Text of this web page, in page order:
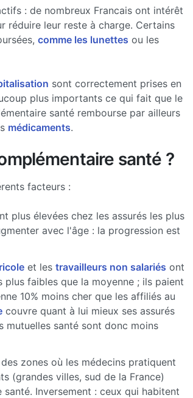
: de nombreux Francais ont intérêt
réduire leur reste à charge. Certains
comme les lunettes ou les
sont correctement prises en
plus importants ce qui fait que le
santé rembourse par ailleurs
médicaments.
santé ?
facteurs :
plus élevées chez les assurés les plus
avec l'âge : la progression est
et les travailleurs non salariés ont
faibles que la moyenne ; ils paient
10% moins cher que les affiliés au
couvre quant à lui mieux ses assurés
mutuelles santé sont donc moins
zones où les médecins pratiquent
(grandes villes, sud de la France)
Inversement : ceux qui habitent